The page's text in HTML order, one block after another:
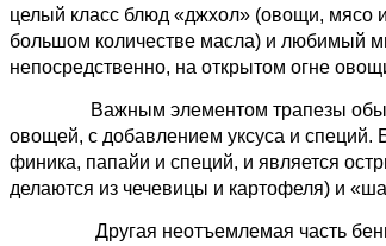
целый класс блюд «джхол» (овощи, мясо
большом количестве масла) и любимый
непосредственно, на открытом огне
Важным элементом трапезы
овощей, с добавлением уксуса и специй.
финика, папайи и специй, и является
делаются из чечевицы и картофеля) и
Другая неотъемлемая часть